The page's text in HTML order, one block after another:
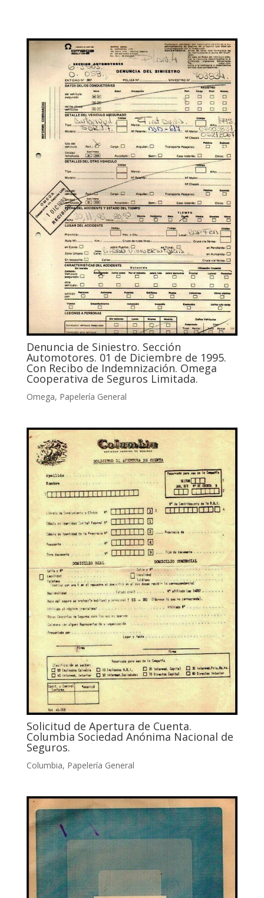
Denuncia de Siniestro. Sección
Automotores. 01 de Diciembre de 1995.
Con Recibo de Indemnización. Omega
Cooperativa de Seguros Limitada.
Omega, Papelería General
Solicitud de Apertura de Cuenta.
Columbia Sociedad Anónima Nacional de
Seguros.
Columbia, Papelería General